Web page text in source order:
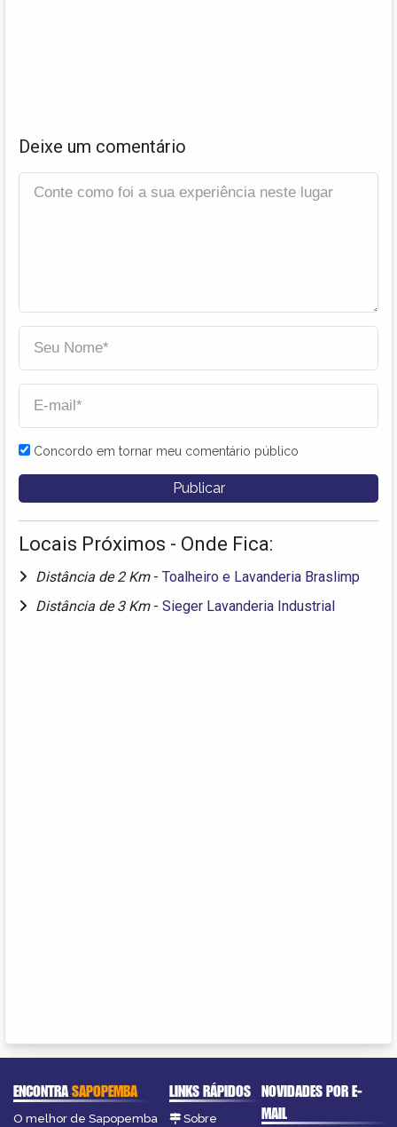
Deixe um comentário
Concordo em tornar meu comentário público
Locais Próximos - Onde Fica:
Distância de 2 Km - Toalheiro e Lavanderia Braslimp
Distância de 3 Km - Sieger Lavanderia Industrial
ENCONTRASAPOPEMBA
O melhor de Sapopemba
LINKS RÁPIDOS
Sobre
NOVIDADES POR E-
MAIL